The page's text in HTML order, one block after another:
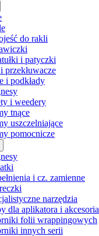
do rakli
i patyczki
przekłuwacze
i podkłady
i weedery
tnące
uszczelniające
pomocnicze
i cz. zamienne
narzędzia
dla aplikatora i akcesoria
folii wrappingowych
innych serii